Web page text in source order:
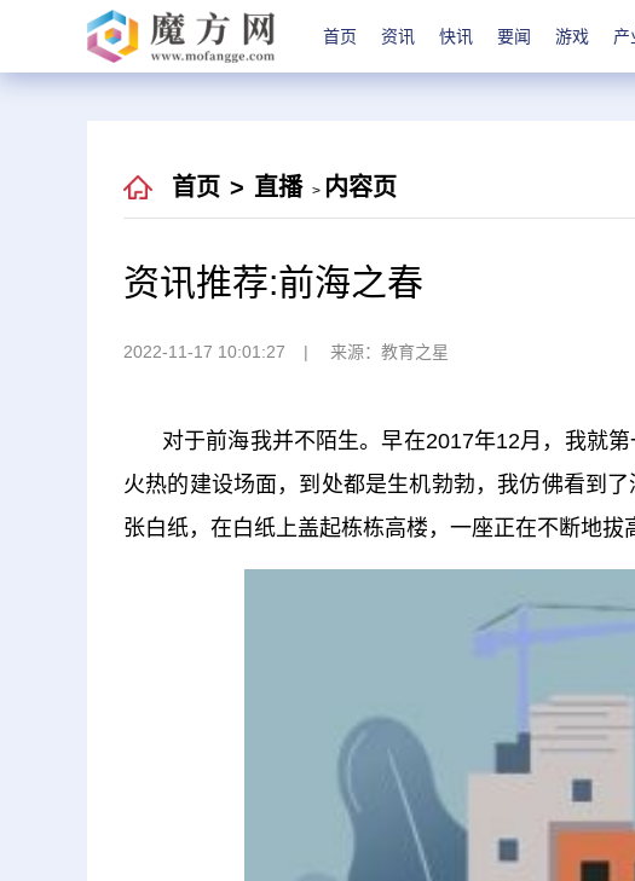
首页 资讯 快讯 要闻 游戏 产
首页 > 直播 > 内容页
资讯推荐:前海之春
2022-11-17 10:01:27 来源：教育之星
对于前海我并不陌生。早在2017年12月，我就
火热的建设场面，到处都是生机勃勃，我仿佛看到
张白纸，在白纸上盖起栋栋高楼，一座正在不断地